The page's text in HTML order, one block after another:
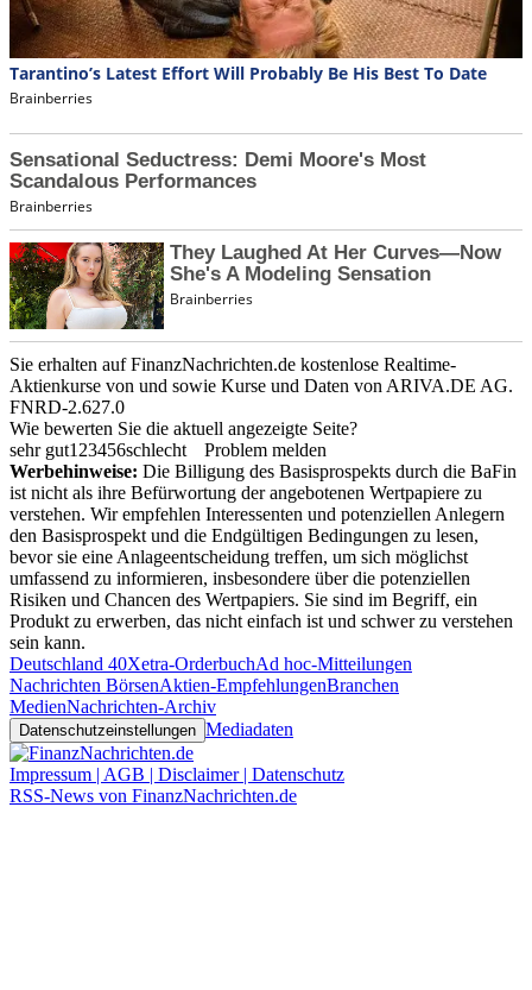
Sie erhalten auf FinanzNachrichten.de kostenlose Realtime-
Aktienkurse von und sowie Kurse und Daten von ARIVA.DE AG.
FNRD-2.627.0
Wie bewerten Sie die aktuell angezeigte Seite?
sehr gut1 23456schlecht
Problem melden
Werbehinweise: Die Billigung des Basisprospekts durch die BaFin
ist nicht als ihre Befürwortung der angebotenen Wertpapiere zu
verstehen. Wir empfehlen Interessenten und potenziellen Anlegern
den Basisprospekt und die Endgültigen Bedingungen zu lesen,
bevor sie eine Anlageentscheidung treffen, um sich möglichst
umfassend zu informieren, insbesondere über die potenziellen
Risiken und Chancen des Wertpapiers. Sie sind im Begriff, ein
Produkt zu erwerben, das nicht einfach ist und schwer zu verstehen
sein kann.
Deutschland 40Xetra-OrderbuchAd hoc-Mitteilungen
Nachrichten BörsenAktien-EmpfehlungenBranchen
MedienNachrichten-Archiv
Datenschutzeinstellungen Mediadaten
Impressum | AGB | Disclaimer | Datenschutz
RSS-News von FinanzNachrichten.de